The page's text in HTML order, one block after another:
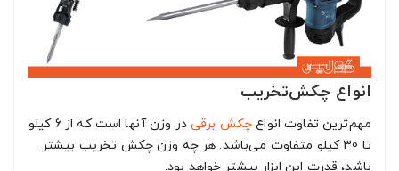
انواع چکش‌تخریب
مهم‌ترین تفاوت انواع چکش برقی
در وزن آنها است که از 6 کیلو
تا 30 کیلو متفاوت می‌باشد. هر چه وزن چکش تخریب بیشتر
باشد، قدرت این ابزار بیشتر خواهد بود.